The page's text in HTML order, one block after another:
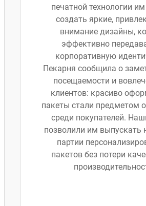
печатной технологии
создать яркие,
внимание дизайны,
эффективно
корпоративную
Пекарня сообщила о
посещаемости и
клиентов: красиво
пакеты стали предметом
среди покупателей.
позволили им выпускать
партии
пакетов без потери